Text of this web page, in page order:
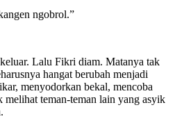
ngobrol.”
Lalu Fikri diam. Matanya tak
hangat berubah menjadi
menyodorkan bekal, mencoba
teman-teman lain yang asyik